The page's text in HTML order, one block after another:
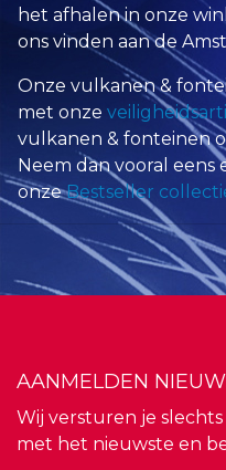
het afhalen in onze
ons vinden aan de
Onze vulkanen &
met onze
vulkanen & fonteinen
Neem dan vooral eens
onzeBestseller
AANMELDEN
Wij versturen je
met het nieuwste en